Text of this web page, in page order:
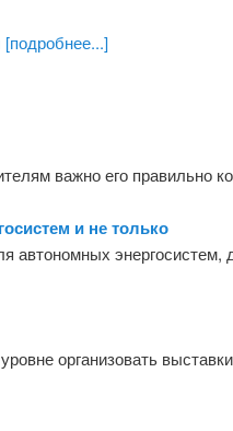
[подробнее...]
важно его правильно
и не только
энергосистем,
организовать